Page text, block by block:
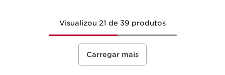
Visualizou 21 de 39 produtos
Carregar mais